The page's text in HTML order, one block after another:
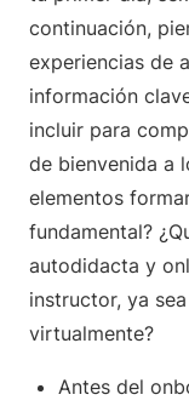
continuación,
experiencias de
información
incluir para
de bienvenida a
elementos
fundamental?
autodidacta y
instructor, ya
virtualmente?
Antes del